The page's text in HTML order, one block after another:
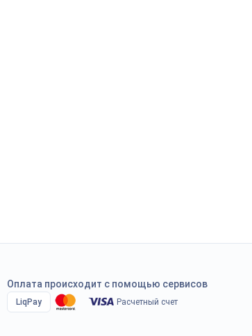
Оплата происходит с помощью сервисов
LiqPay Расчетный счет